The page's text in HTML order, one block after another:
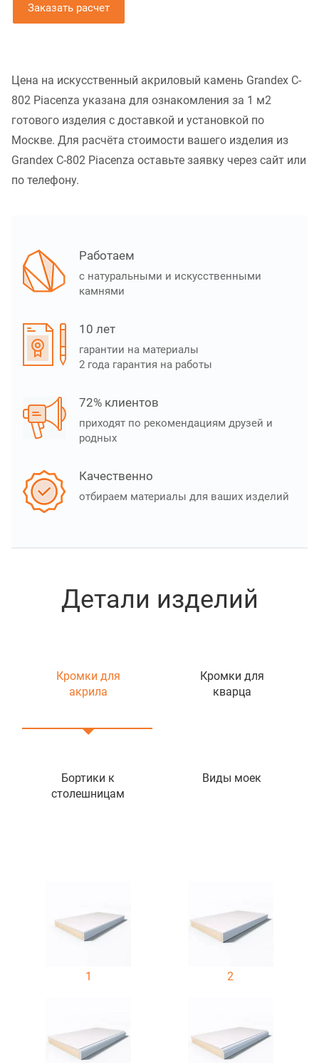
Заказать расчет
Цена на искусственный акриловый камень Grandex C-
802 Piacenza указана для ознакомления за 1 м2
готового изделия с доставкой и установкой по
Москве. Для расчёта стоимости вашего изделия из
Grandex C-802 Piacenza оставьте заявку через сайт или
по телефону.
Работаем
с натуральными и искусственными
камнями
10 лет
гарантии на материалы
2 года гарантия на работы
72% клиентов
приходят по рекомендациям друзей и
родных
Качественно
отбираем материалы для ваших изделий
Детали изделий
Кромки для
акрила
Кромки для
кварца
Бортики к
столешницам
Виды моек
1 2